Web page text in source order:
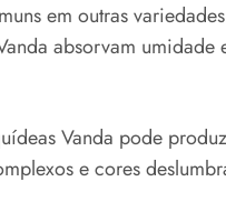
em outras
absorvam
Vanda pode
e cores